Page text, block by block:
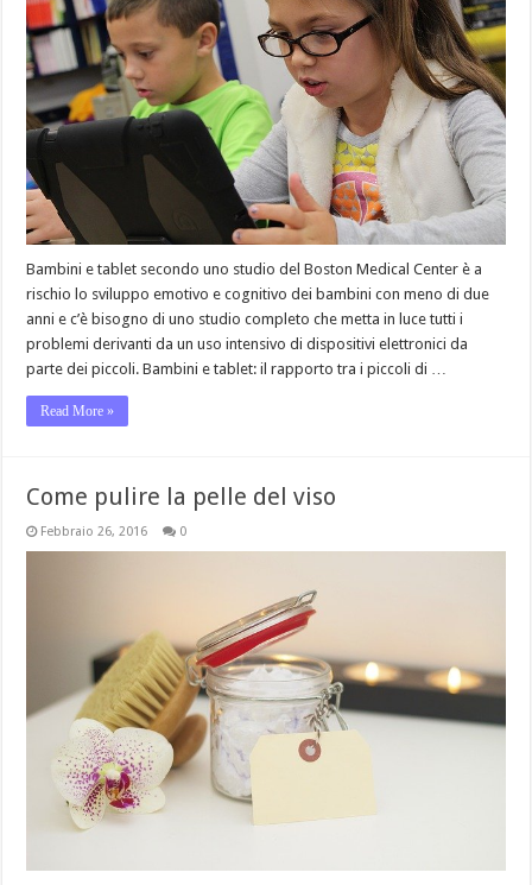
Bambini e tablet secondo uno studio del Boston Medical Center è a
rischio lo sviluppo emotivo e cognitivo dei bambini con meno di due
anni e c’è bisogno di uno studio completo che metta in luce tutti i
problemi derivanti da un uso intensivo di dispositivi elettronici da
parte dei piccoli. Bambini e tablet: il rapporto tra i piccoli di …
Read More »
Come pulire la pelle del viso
Febbraio 26, 2016 0